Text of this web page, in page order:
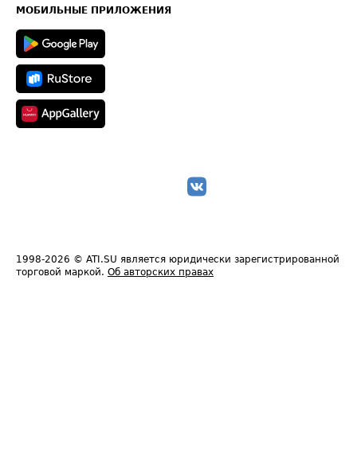
Техническая информация
МОБИЛЬНЫЕ ПРИЛОЖЕНИЯ
1998-2026 © ATI.SU является юридически зарегистрированной
торговой маркой. Об авторских правах